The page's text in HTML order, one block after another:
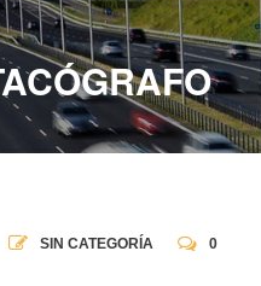
SIN CATEGORÍA 0